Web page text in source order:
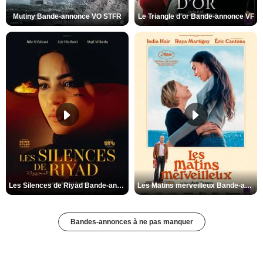
Mutiny Bande-annonce VO STFR Le Triangle d'or Bande-annonce VF
Les Silences de Riyad Bande-annonce VO STFR Les Matins merveilleux Bande-annonce VF
Bandes-annonces à ne pas manquer